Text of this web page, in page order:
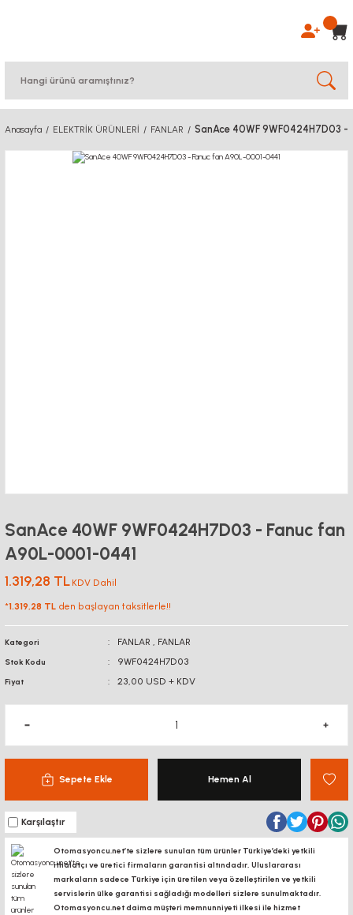
Anasayfa ELEKTRİK ÜRÜNLERİ FANLAR SanAce 40WF 9WF0424H7D03
SanAce 40WF 9WF0424H7D03 - Fanuc fan
A90L-0001-0441
1.319,28 TL KDV Dahil
*1.319,28 TL den başlayan taksitlerle!!
Kategori FANLAR , FANLAR
Stok Kodu 9WF0424H7D03
Fiyat 23,00 USD + KDV
Sepete Ekle Hemen Al
Karşılaştır
Otomasyoncu.net’te sizlere sunulan tüm ürünler Türkiye’deki yetkili
ithalatçı ve üretici firmaların garantisi altındadır, Uluslararası
markaların sadece Türkiye için üretilen veya özelleştirilen ve yetkili
servislerin ülke garantisi sağladığı modelleri sizlere sunulmaktadır.
Otomasyoncu.net daima müşteri memnunniyeti ilkesi ile hizmet